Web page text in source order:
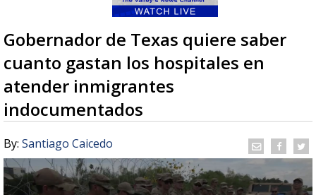
Gobernador de Texas quiere saber
cuanto gastan los hospitales en
atender inmigrantes
indocumentados
By: Santiago Caicedo